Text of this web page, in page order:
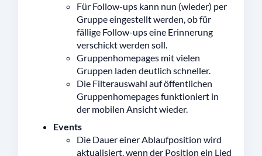
Für Follow-ups kann nun (wieder) per
Gruppe eingestellt werden, ob für
fällige Follow-ups eine Erinnerung
verschickt werden soll.
Gruppenhomepages mit vielen
Gruppen laden deutlich schneller.
Die Filterauswahl auf öffentlichen
Gruppenhomepages funktioniert in
der mobilen Ansicht wieder.
Events
Die Dauer einer Ablaufposition wird
aktualisiert, wenn der Position ein Lied